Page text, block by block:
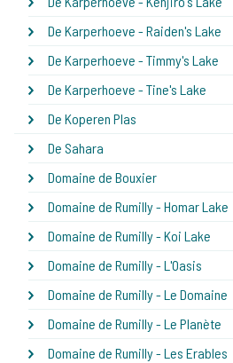
De Karperhoeve - Raiden's Lake
De Karperhoeve - Timmy's Lake
De Karperhoeve - Tine's Lake
De Koperen Plas
De Sahara
Domaine de Bouxier
Domaine de Rumilly - Homar Lake
Domaine de Rumilly - Koi Lake
Domaine de Rumilly - L'Oasis
Domaine de Rumilly - Le Domaine
Domaine de Rumilly - Le Planète
Domaine de Rumilly - Les Erables